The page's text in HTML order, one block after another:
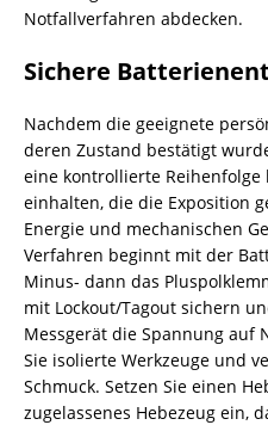
Notfallverfahren abdecken.
Sichere
Nachdem die geeignete
deren Zustand bestätigt
eine kontrollierte
einhalten, die die Exposition
Energie und mechanischen
Verfahren beginnt mit der
Minus- dann das
mit Lockout/Tagout sichern
Messgerät die Spannung auf
Sie isolierte Werkzeuge und
Schmuck. Setzen Sie einen
zugelassenes Hebezeug ein,